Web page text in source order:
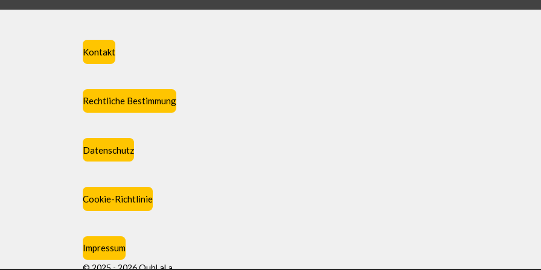
Kontakt
Rechtliche Bestimmung
Datenschutz
Cookie-Richtlinie
Impressum
© 2025 - 2026 OuhLaLa